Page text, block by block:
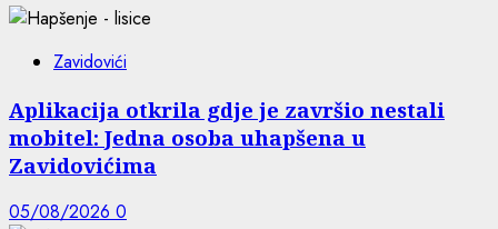
Zavidovići
Aplikacija otkrila gdje je završio nestali
mobitel: Jedna osoba uhapšena u
Zavidovićima
05/08/2026 0